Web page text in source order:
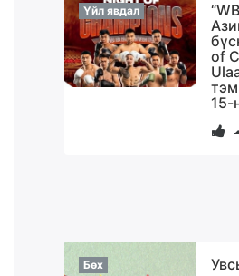
Үйл явдал
of
15-
Бөх